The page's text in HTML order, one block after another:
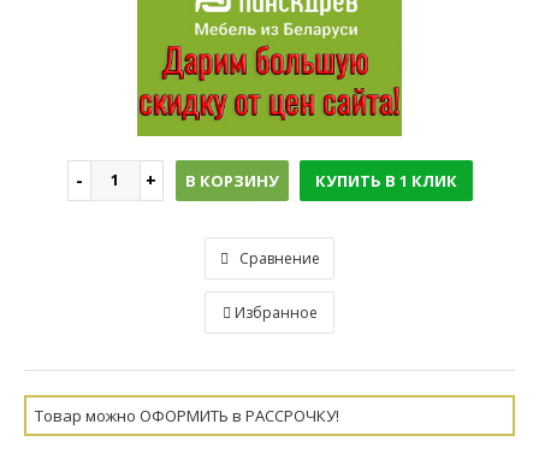
В КОРЗИНУ КУПИТЬ В 1 КЛИК
Сравнение
Избранное
Товар можно ОФОРМИТЬ в РАССРОЧКУ!